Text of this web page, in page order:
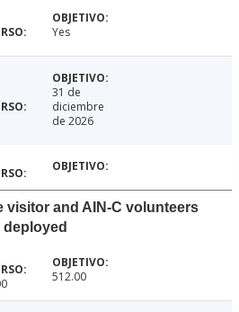
Yes
31 de
diciembre
de 2026
visitor and AIN-C volunteers
512.00